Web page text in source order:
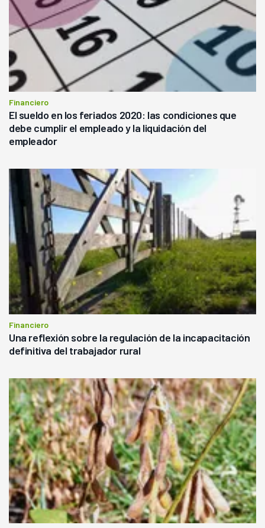
Financiero
El sueldo en los feriados 2020: las condiciones que
debe cumplir el empleado y la liquidación del
empleador
Financiero
Una reflexión sobre la regulación de la incapacitación
definitiva del trabajador rural